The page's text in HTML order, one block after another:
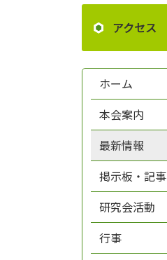
アクセス
ホーム
本会案内
最新情報
掲示板・記事
研究会活動
行事